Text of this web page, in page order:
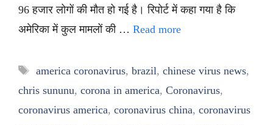
96 हजार लोगों की मौत हो गई है। रिपोर्ट में कहा गया है कि
अमेरिका में कुल मामलों की … Read more
Tags
america coronavirus, brazil, chinese virus news,
chris sununu, corona in america, Coronavirus,
coronavirus america, coronavirus china, coronavirus